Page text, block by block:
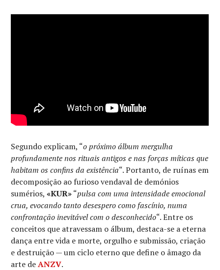
Segundo explicam, “o próximo álbum mergulha
profundamente nos rituais antigos e nas forças míticas que
habitam os confins da existência“. Portanto, de ruínas em
decomposição ao furioso vendaval de demónios
sumérios,«KUR»“pulsa com uma intensidade emocional
crua, evocando tanto desespero como fascínio, numa
confrontação inevitável com o desconhecido“. Entre os
conceitos que atravessam o álbum, destaca-se a eterna
dança entre vida e morte, orgulho e submissão, criação
e destruição — um ciclo eterno que define o âmago da
arte deANZV.